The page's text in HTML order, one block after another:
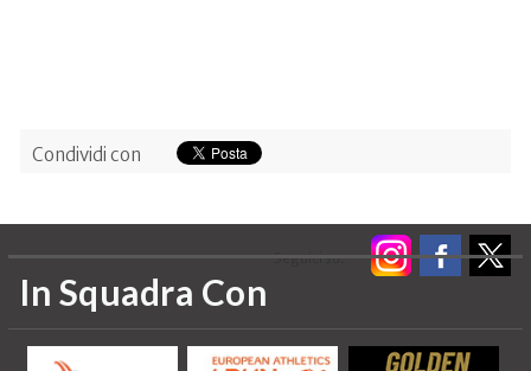
Condividi con
Seguici su:
In Squadra Con